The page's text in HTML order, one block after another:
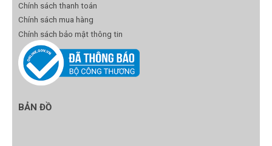
Chính sách thanh toán
Chính sách mua hàng
Chính sách bảo mật thông tin
BẢN ĐỒ